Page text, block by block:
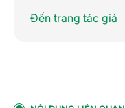
Đến trang tác giả